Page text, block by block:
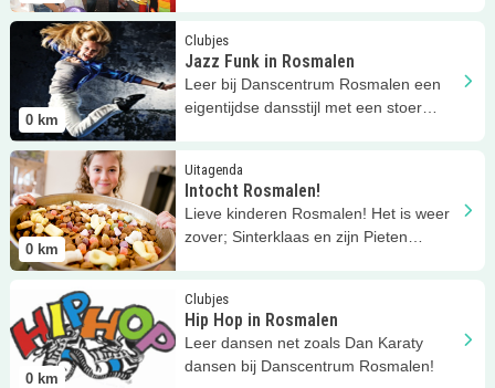
0 km
Clubjes
Jazz Funk in Rosmalen
Leer bij Danscentrum Rosmalen een
eigentijdse dansstijl met een stoer
Lees meer Jazz Funk in Rosmalen
0 km
Uitagenda
Intocht Rosmalen!
Lieve kinderen Rosmalen! Het is weer
zover; Sinterklaas en zijn Pieten
Lees meer Intocht Rosmalen!
0 km
Clubjes
Hip Hop in Rosmalen
Leer dansen net zoals Dan Karaty
dansen bij Danscentrum Rosmalen!
Lees meer Hip Hop in Rosmalen